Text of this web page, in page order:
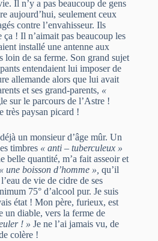
Il n’y a pas beaucoup de gens
aujourd’hui, seulement ceux
contre l’envahisseur. Ils
ça ! Il n’aimait pas beaucoup les
installé une antenne aux
loin de sa ferme. Son grand sujet
entendaient lui imposer de
allemande alors que lui avait
et ses grand-parents, «
sur le parcours de l’Astre !
très paysan picard !
un monsieur d’âge mûr. Un
timbres « anti – tuberculeux »
belle quantité, m’a fait asseoir et
« une boisson d’homme », qu’il
de vie de cidre de ses
75° d’alcool pur. Je suis
état ! Mon père, furieux, est
un diable, vers la ferme de
! » Je ne l’ai jamais vu, de
colère !